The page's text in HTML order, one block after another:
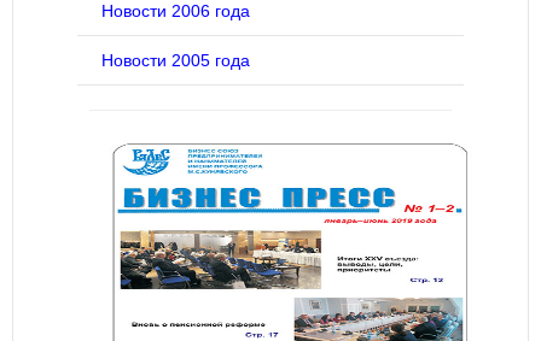
Новости 2006 года
Новости 2005 года